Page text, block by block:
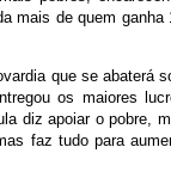
mais de quem
que se abaterá
os maiores
diz apoiar o pobre,
faz tudo para